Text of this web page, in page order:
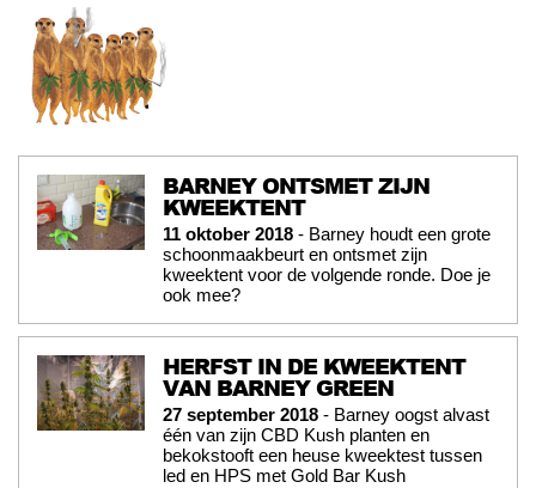
BARNEY ONTSMET ZIJN
KWEEKTENT
11 oktober 2018 - Barney houdt een grote
schoonmaakbeurt en ontsmet zijn
kweektent voor de volgende ronde. Doe je
ook mee?
HERFST IN DE KWEEKTENT
VAN BARNEY GREEN
27 september 2018 - Barney oogst alvast
één van zijn CBD Kush planten en
bekokstooft een heuse kweektest tussen
led en HPS met Gold Bar Kush